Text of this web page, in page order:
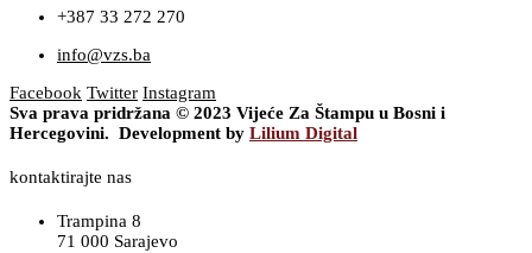
+387 33 272 270
info@vzs.ba
Facebook Twitter Instagram
Sva prava pridržana © 2023 Vijeće Za Štampu u Bosni i
Hercegovini. Development by Lilium Digital
kontaktirajte nas
Trampina 8
71 000 Sarajevo